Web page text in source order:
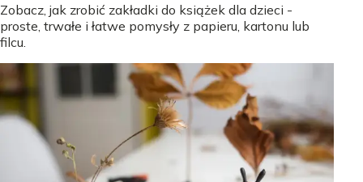
Zobacz, jak zrobić zakładki do książek dla dzieci -
proste, trwałe i łatwe pomysły z papieru, kartonu lub
filcu.